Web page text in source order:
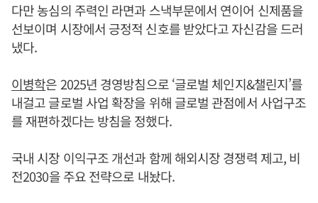
다만 농심의 주력인 라면과 스낵부문에서 연이어 신제품을
선보이며 시장에서 긍정적 신호를 받았다고 자신감을 드러
냈다.
이병학은 2025년 경영방침으로 ‘글로벌 체인지&챌린지’를
내걸고 글로벌 사업 확장을 위해 글로벌 관점에서 사업구조
를 재편하겠다는 방침을 정했다.
국내 시장 이익구조 개선과 함께 해외시장 경쟁력 제고, 비
전2030을 주요 전략으로 내놨다.